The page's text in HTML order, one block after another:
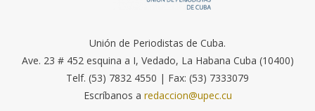
Unión de Periodistas de Cuba.
Ave. 23 # 452 esquina a I, Vedado, La Habana Cuba (10400)
Telf. (53) 7832 4550 | Fax: (53) 7333079
Escríbanos a redaccion@upec.cu